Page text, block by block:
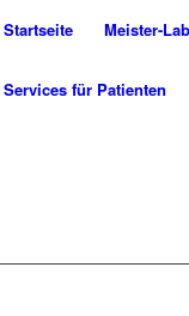
Startseite Meister-
Services für Patienten